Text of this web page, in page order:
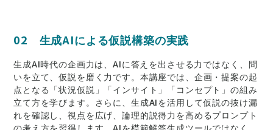
02 生成AIによる仮説構築の実践
生成AI時代の企画力は、AIに答えを出させる力ではなく、問
いを立て、仮説を磨く力です。本講座では、企画・提案の起
点となる「状況仮説」「インサイト」「コンセプト」の組み
立て方を学びます。さらに、生成AIを活用して仮説の抜け漏
れを確認し、視点を広げ、論理的説得力を高めるプロンプト